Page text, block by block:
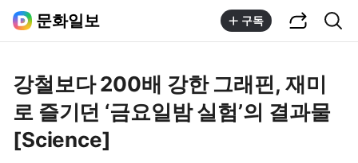
문화일보 구독
강철보다 200배 강한 그래핀, 재미
로 즐기던 ‘금요일밤 실험’의 결과물
[Science]